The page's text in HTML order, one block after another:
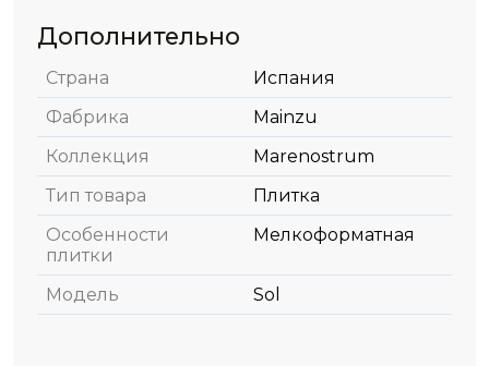
Дополнительно
Страна
Испания
Фабрика
Mainzu
Коллекция
Marenostrum
Тип товара
Плитка
Особенности
плитки
Мелкоформатная
Модель Sol